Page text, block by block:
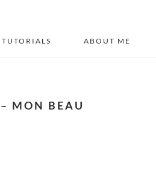
TUTORIALS ABOUT ME
MON BEAU